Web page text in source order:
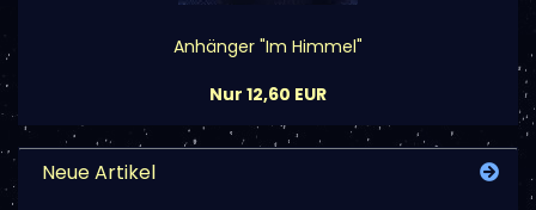
Anhänger "Im Himmel"
Nur 12,60 EUR
Neue Artikel